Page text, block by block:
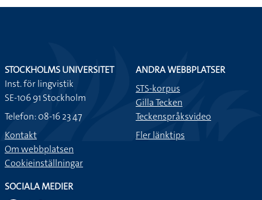
STOCKHOLMS UNIVERSITET
Inst. för lingvistik
SE-106 91 Stockholm
Telefon: 08-16 23 47
Kontakt
Om webbplatsen
Cookieinställningar
ANDRA WEBBPLATSER
STS-korpus
Gilla Tecken
Teckenspråksvideo
Fler länktips
SOCIALA MEDIER